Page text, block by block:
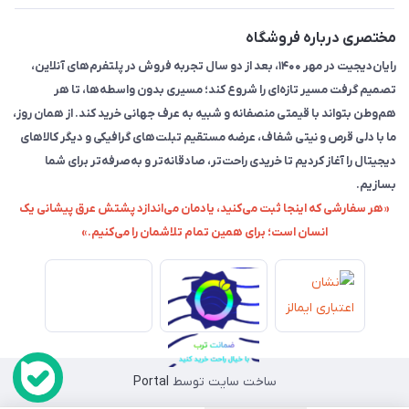
مختصری درباره فروشگاه
رایان‌دیجیت در مهر ۱۴۰۰، بعد از دو سال تجربه فروش در پلتفرم‌های آنلاین،
تصمیم گرفت مسیر تازه‌ای را شروع کند؛ مسیری بدون واسطه‌ها، تا هر
هم‌وطن بتواند با قیمتی منصفانه و شبیه به عرف جهانی خرید کند. از همان روز،
ما با دلی قرص و نیتی شفاف، عرضه مستقیم تبلت‌های گرافیکی و دیگر کالاهای
دیجیتال را آغاز کردیم تا خریدی راحت‌تر، صادقانه‌تر و به‌صرفه‌تر برای شما
بسازیم.
«هر سفارشی که اینجا ثبت می‌کنید، یادمان می‌اندازد پشتش عرق پیشانی یک
انسان است؛ برای همین تمام تلاشمان را می‌کنیم.»
ساخت سایت توسط Portal